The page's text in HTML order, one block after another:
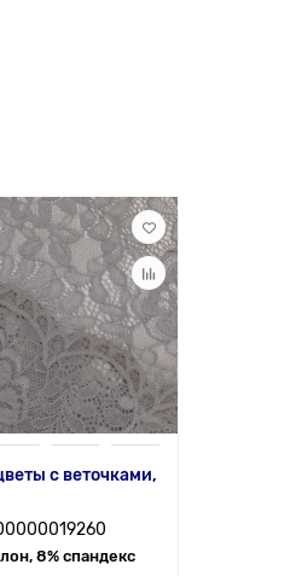
с веточками,
8% спандекс